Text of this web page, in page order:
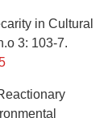
in Cultural
3: 103-7.